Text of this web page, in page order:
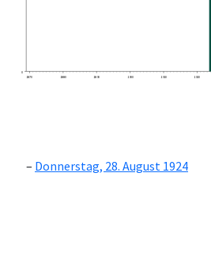
0
1870
1880 1890 1900 1910 1920
Donnerstag, 28. August 1924